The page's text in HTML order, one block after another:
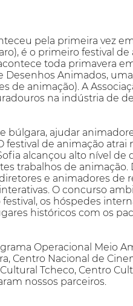
pela primeira vez
é o primeiro festival de
toda primavera
Animados,
de animação). A
na indústria de
búlgara, ajudar
de animação atrai
alcançou alto nível de
trabalhos de animação.
e animadores de
O concurso
os hóspedes
históricos com os
Operacional Meio
Centro Nacional de
Tcheco, Centro
nossos parceiros.